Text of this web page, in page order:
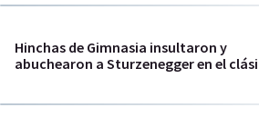
Hinchas de Gimnasia insultaron y
abuchearon a Sturzenegger en el